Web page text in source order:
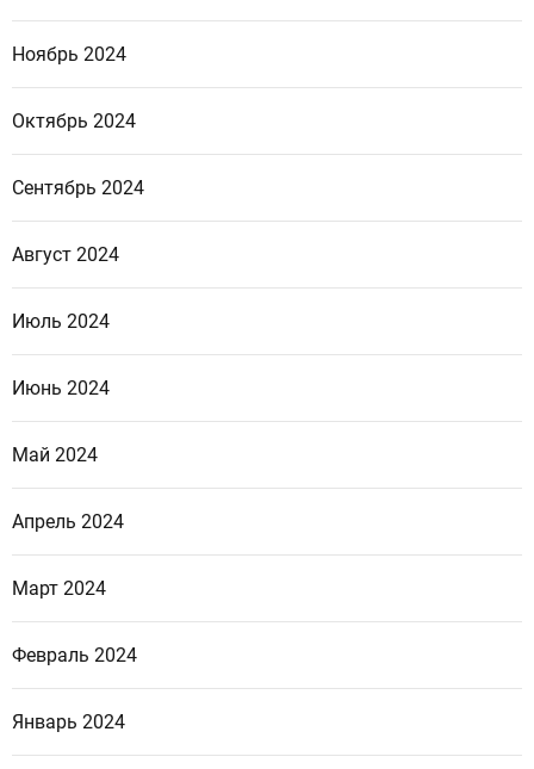
Ноябрь 2024
Октябрь 2024
Сентябрь 2024
Август 2024
Июль 2024
Июнь 2024
Май 2024
Апрель 2024
Март 2024
Февраль 2024
Январь 2024